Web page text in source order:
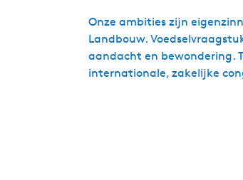
Onze ambities zijn
Landbouw.
aandacht en bewondering.
internationale, zakelijke